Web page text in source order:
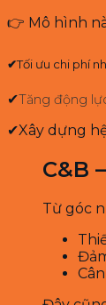
👉 Mô hình
✔Tối ưu chi phí
✔Tăng động
✔Xây dựng
C&B
Từ góc